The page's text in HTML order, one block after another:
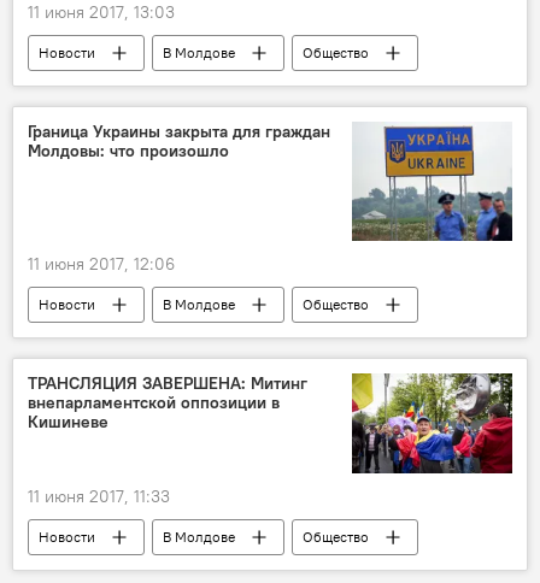
11 июня 2017, 13:03
Новости В Молдове
Общество
Кишинев
Республика Молдова
Платформа DA
Партия "Действие и солидарность"
Граница Украины закрыта для граждан
Молдовы: что произошло
11 июня 2017, 12:06
Новости В Молдове
Общество
Украина
Республика Молдова
контроль
работа
приостановка
КПП
ТРАНСЛЯЦИЯ ЗАВЕРШЕНА: Митинг
внепарламентской оппозиции в
Кишиневе
11 июня 2017, 11:33
Новости В Молдове
Общество
Республика Молдова
Майя Санду